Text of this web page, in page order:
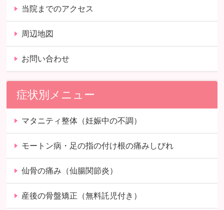
当院までのアクセス
周辺地図
お問い合わせ
症状別メニュー
マタニティ整体（妊娠中の不調）
モートン病・足の指の付け根の痛みしびれ
仙骨の痛み（仙腸関節炎）
産後の骨盤矯正（無料託児付き）